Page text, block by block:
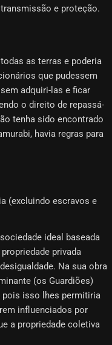
e proteção.
as terras e poderia
que pudessem
adquiri-las e ficar
o direito de repassá-
tenha sido encontrado
havia regras para
(excluindo escravos e
ideal baseada
privada
Na sua obra
(os Guardiões)
pois isso lhes permitiria
influenciados por
a propriedade coletiva